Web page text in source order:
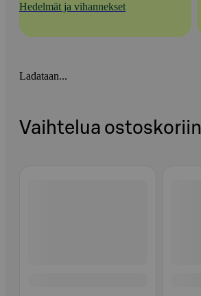
Hedelmät ja vihannekset
Ladataan...
Vaihtelua ostoskoriin